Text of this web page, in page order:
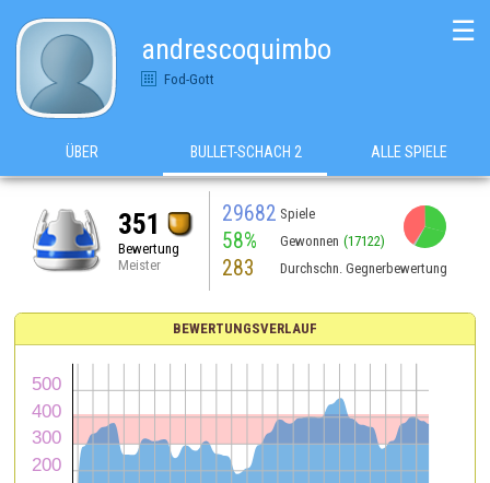
andrescoquimbo
Fod-Gott
☰
ÜBER BULLET-SCHACH 2 ALLE SPIELE
351
Bewertung
Meister
29682 Spiele
58% Gewonnen (17122)
283 Durchschn. Gegnerbewertung
BEWERTUNGSVERLAUF